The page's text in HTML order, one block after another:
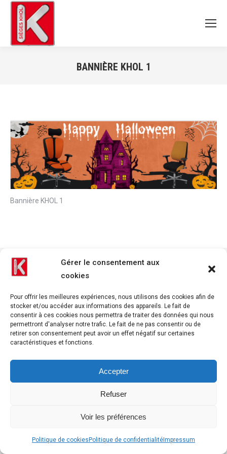
Gérer le consentement aux
cookies
Pour offrir les meilleures expériences, nous utilisons des cookies afin de
stocker et/ou accéder aux informations des appareils. Le fait de
consentir à ces cookies nous permettra de traiter des données qui nous
permettront d'analyser notre trafic. Le fait de ne pas consentir ou de
retirer son consentement peut avoir un effet négatif sur certaines
caractéristiques et fonctions.
Accepter
Refuser
Voir les préférences
Politique de cookies Politique de confidentialité Impressum
BANNIÈRE KHOL 1
Bannière KHOL 1